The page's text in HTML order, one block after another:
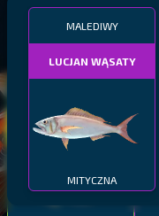
MALEDIWY
LUCJAN WĄSATY
MITYCZNA
PYSZCZAK ZACHODNI